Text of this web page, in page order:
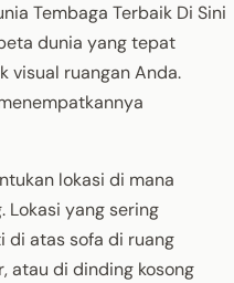
Tembaga Terbaik Di Sini
dunia yang tepat
visual ruangan Anda.
lokasi di mana
Lokasi yang sering
di atas sofa di ruang
atau di dinding kosong